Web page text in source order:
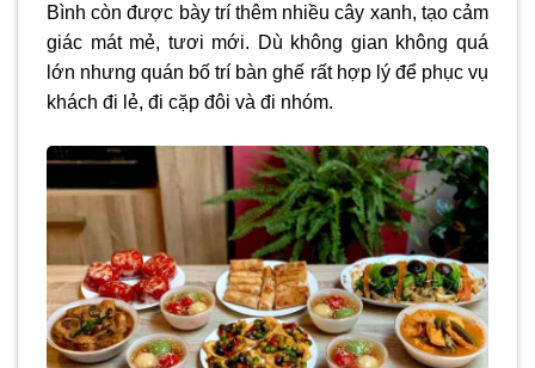
Bình còn được bày trí thêm nhiều cây xanh, tạo cảm
giác mát mẻ, tươi mới. Dù không gian không quá
lớn nhưng quán bố trí bàn ghế rất hợp lý để phục vụ
khách đi lẻ, đi cặp đôi và đi nhóm.